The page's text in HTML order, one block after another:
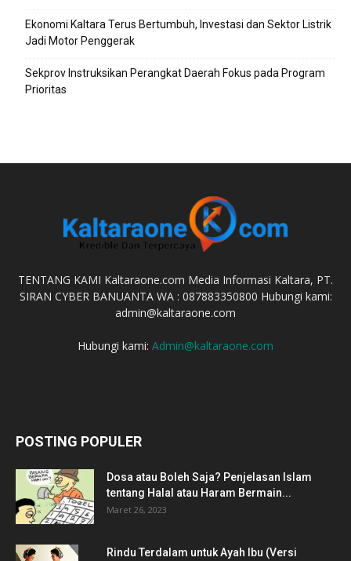
Ekonomi Kaltara Terus Bertumbuh, Investasi dan Sektor Listrik
Jadi Motor Penggerak
Sekprov Instruksikan Perangkat Daerah Fokus pada Program
Prioritas
TENTANG KAMI Kaltaraone.com Media Informasi Kaltara, PT.
SIRAN CYBER BANUANTA WA : 087883350800 Hubungi kami:
admin@kaltaraone.com
Hubungi kami: Admin@kaltaraone.com
POSTING POPULER
Dosa atau Boleh Saja? Penjelasan Islam
tentang Halal atau Haram Bermain...
Maret 26, 2023
Rindu Terdalam untuk Ayah Ibu (Versi